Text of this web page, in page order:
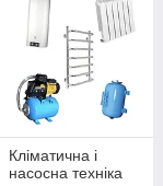
Кліматична і
насосна техніка